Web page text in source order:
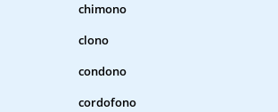
chimono
clono
condono
cordofono